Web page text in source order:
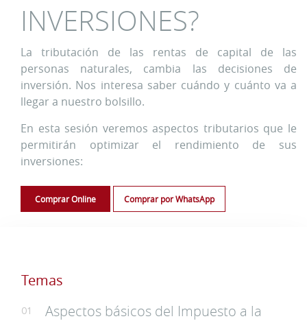
INVERSIONES?
La tributación de las rentas de capital de las
personas naturales, cambia las decisiones de
inversión. Nos interesa saber cuándo y cuánto va a
llegar a nuestro bolsillo.
En esta sesión veremos aspectos tributarios que le
permitirán optimizar el rendimiento de sus
inversiones:
Comprar Online Comprar por WhatsApp
Temas
01
Aspectos básicos del Impuesto a la